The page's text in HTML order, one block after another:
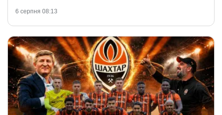
6 серпня 08:13